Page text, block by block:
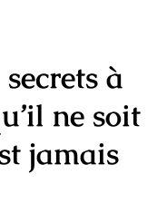
à
ne soit
jamais